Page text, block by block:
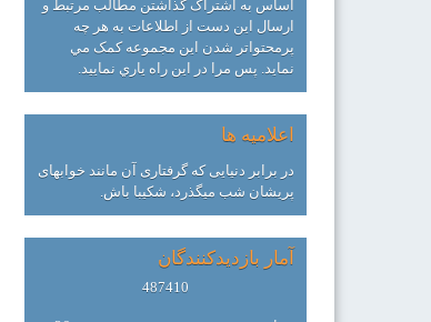
اساس به اشتراک گذاشتن مطالب مرتبط و
ارسال اين دست از اطلاعات به هر چه
پرمحتواتر شدن اين مجموعه کمک مي
نمايد. پس مرا در اين راه ياري نماييد.
اعلامیه ها
در برابر دنیایی که گرفتاری آن مانند خوابهای
پریشان شب میگذرد، شکیبا باش.
آمار بازدیدکنندگان
487410